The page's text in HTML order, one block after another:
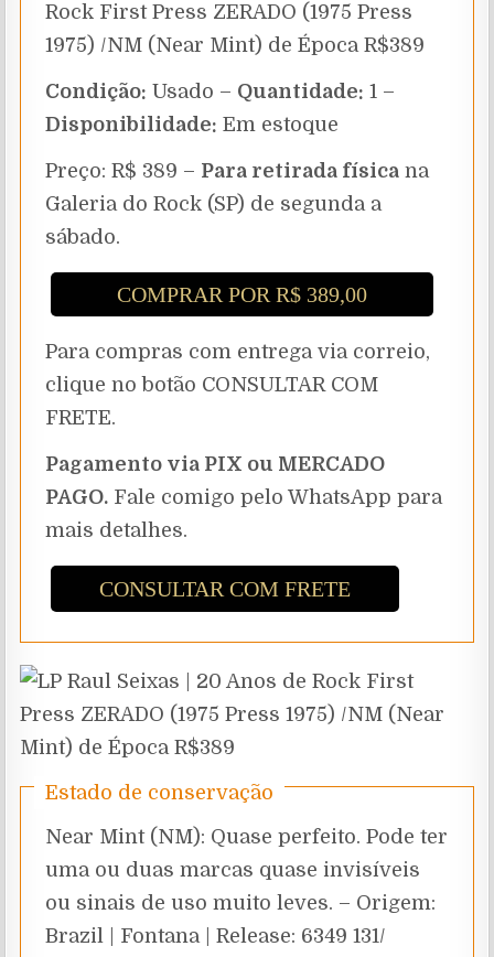
Rock First Press ZERADO (1975 Press
1975) /NM (Near Mint) de Época R$389
Condição: Usado – Quantidade: 1 –
Disponibilidade: Em estoque
Preço: R$ 389 – Para retirada física na
Galeria do Rock (SP) de segunda a
sábado.
COMPRAR POR R$ 389,00
Para compras com entrega via correio,
clique no botão CONSULTAR COM
FRETE.
Pagamento via PIX ou MERCADO
PAGO. Fale comigo pelo WhatsApp para
mais detalhes.
CONSULTAR COM FRETE
Estado de conservação
Near Mint (NM): Quase perfeito. Pode ter
uma ou duas marcas quase invisíveis
ou sinais de uso muito leves. – Origem:
Brazil | Fontana | Release: 6349 131/